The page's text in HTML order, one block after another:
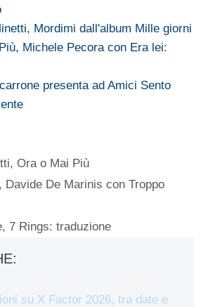
Mordimi dall'album Mille giorni
Michele Pecora con Era lei:
presenta ad Amici Sento
,Ora o Mai Più
Davide De Marinis con Troppo
7 Rings: traduzione
su X Factor 2026, tra date e